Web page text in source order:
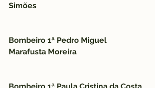
Simões
Bombeiro 1ª Pedro Miguel
Marafusta Moreira